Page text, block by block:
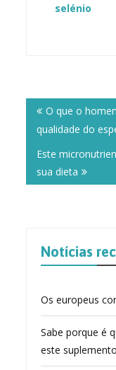
selénio
navigation
O que o
qualidade do
Este
sua dieta
Notícias
Os europeus
Sabe porque é
este